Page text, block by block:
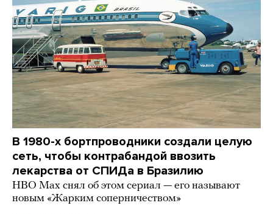
В 1980-х бортпроводники создали целую
сеть, чтобы контрабандой ввозить
лекарства от СПИДа в Бразилию
HBO Max снял об этом сериал — его называют
новым «Жарким соперничеством»